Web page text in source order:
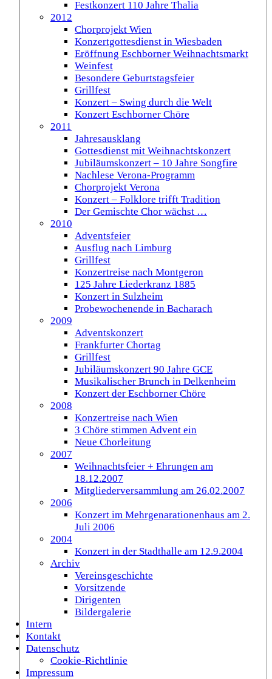
Festkonzert 110 Jahre Thalia
2012
Chorprojekt Wien
Konzertgottesdienst in Wiesbaden
Eröffnung Eschborner Weihnachtsmarkt
Weinfest
Besondere Geburtstagsfeier
Grillfest
Konzert – Swing durch die Welt
Konzert Eschborner Chöre
2011
Jahresausklang
Gottesdienst mit Weihnachtskonzert
Jubiläumskonzert – 10 Jahre Songfire
Nachlese Verona-Programm
Chorprojekt Verona
Konzert – Folklore trifft Tradition
Der Gemischte Chor wächst …
2010
Adventsfeier
Ausflug nach Limburg
Grillfest
Konzertreise nach Montgeron
125 Jahre Liederkranz 1885
Konzert in Sulzheim
Probewochenende in Bacharach
2009
Adventskonzert
Frankfurter Chortag
Grillfest
Jubiläumskonzert 90 Jahre GCE
Musikalischer Brunch in Delkenheim
Konzert der Eschborner Chöre
2008
Konzertreise nach Wien
3 Chöre stimmen Advent ein
Neue Chorleitung
2007
Weihnachtsfeier + Ehrungen am
18.12.2007
Mitgliederversammlung am 26.02.2007
2006
Konzert im Mehrgenarationenhaus am 2.
Juli 2006
2004
Konzert in der Stadthalle am 12.9.2004
Archiv
Vereinsgeschichte
Vorsitzende
Dirigenten
Bildergalerie
Intern
Kontakt
Datenschutz
Cookie-Richtlinie
Impressum